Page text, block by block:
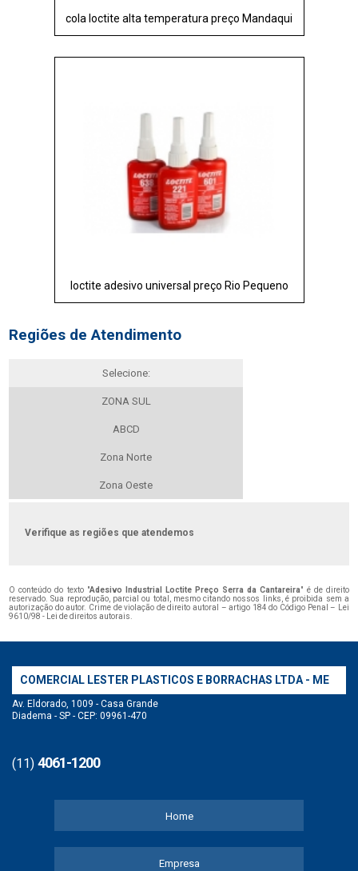
cola loctite alta temperatura preço Mandaqui
loctite adesivo universal preço Rio Pequeno
Regiões de Atendimento
Selecione:
ZONA SUL
ABCD
Zona Norte
Zona Oeste
Verifique as regiões que atendemos
O conteúdo do texto "Adesivo Industrial Loctite Preço Serra da Cantareira" é de direito
reservado. Sua reprodução, parcial ou total, mesmo citando nossos links, é proibida sem a
autorização do autor. Crime de violação de direito autoral – artigo 184 do Código Penal – Lei
9610/98 - Lei de direitos autorais.
COMERCIAL LESTER PLASTICOS E BORRACHAS LTDA - ME
Av. Eldorado, 1009 - Casa Grande
Diadema - SP - CEP: 09961-470
(11) 4061-1200
Home
Empresa